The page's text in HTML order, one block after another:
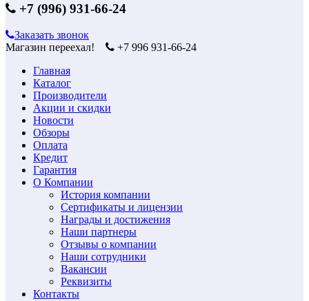
+7 (996) 931-66-24
Заказать звонок
Магазин переехал!
+7 996 931-66-24
Главная
Каталог
Производители
Акции и скидки
Новости
Обзоры
Оплата
Кредит
Гарантия
О Компании
История компании
Сертификаты и лицензии
Награды и достижения
Наши партнеры
Отзывы о компании
Наши сотрудники
Вакансии
Реквизиты
Контакты